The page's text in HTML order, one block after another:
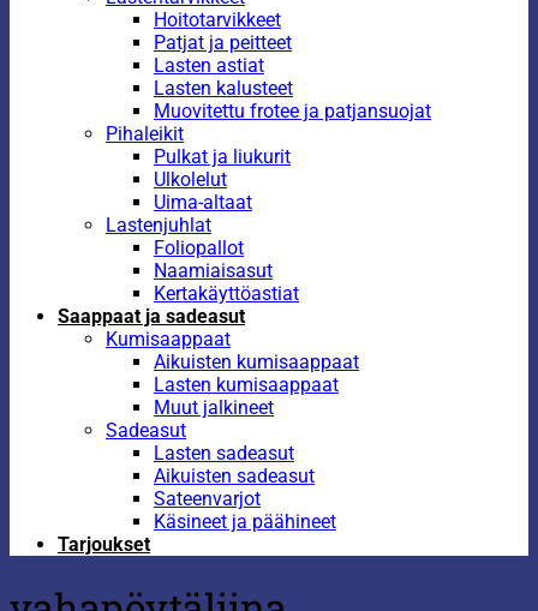
Hoitotarvikkeet
Patjat ja peitteet
Lasten astiat
Lasten kalusteet
Muovitettu frotee ja patjansuojat
Pihaleikit
Pulkat ja liukurit
Ulkolelut
Uima-altaat
Lastenjuhlat
Foliopallot
Naamiaisasut
Kertakäyttöastiat
Saappaat ja sadeasut
Kumisaappaat
Aikuisten kumisaappaat
Lasten kumisaappaat
Muut jalkineet
Sadeasut
Lasten sadeasut
Aikuisten sadeasut
Sateenvarjot
Käsineet ja päähineet
Tarjoukset